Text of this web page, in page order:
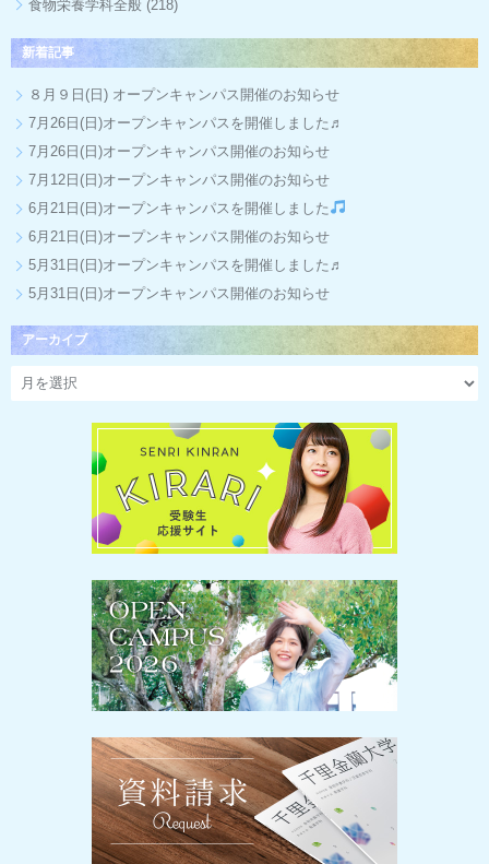
食物栄養学科全般 (218)
新着記事
８月９日(日) オープンキャンパス開催のお知らせ
7月26日(日)オープンキャンパスを開催しました♬
7月26日(日)オープンキャンパス開催のお知らせ
7月12日(日)オープンキャンパス開催のお知らせ
6月21日(日)オープンキャンパスを開催しました
6月21日(日)オープンキャンパス開催のお知らせ
5月31日(日)オープンキャンパスを開催しました♬
5月31日(日)オープンキャンパス開催のお知らせ
アーカイブ